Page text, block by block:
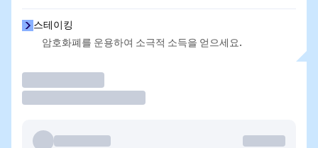
스테이킹
암호화폐를 운용하여 소극적 소득을 얻으세요.